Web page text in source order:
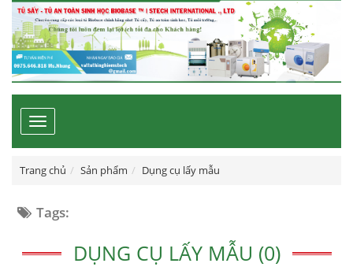
Toggle
navigation
Trang chủ Sản phẩm Dụng cụ lấy mẫu
Tags:
DỤNG CỤ LẤY MẪU (0)